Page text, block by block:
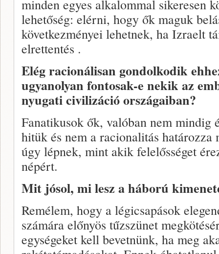
minden egyes alkalommal sikeresen
lehetőség: elérni, hogy ők maguk
következményei lehetnek, ha Izraelt
elrettentés .
Elég racionálisan gondolkodik
ugyanolyan fontosak-e nekik az
nyugati civilizáció országaiban?
Fanatikusok ők, valóban nem mindig
hitük és nem a racionalitás
úgy lépnek, mint akik felelősséget
népért.
Mit jósol, mi lesz a háború
Remélem, hogy a légicsapások
számára előnyös tűzszünet
egységeket kell bevetnünk, ha meg